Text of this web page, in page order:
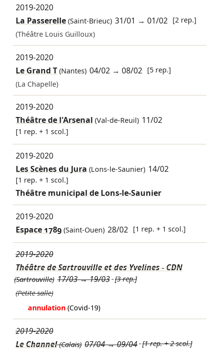
2019-2020
La Passerelle(Saint-Brieuc) 31/01 →01/02 [2 rep.]
(Théâtre Louis Guilloux)
2019-2020
Le Grand T(Nantes) 04/02 →08/02 [5 rep.]
(La Chapelle)
2019-2020
Théâtre de l'Arsenal (Val-de-Reuil) 11/02
[1 rep. + 1 scol.]
2019-2020
Les Scènes du Jura (Lons-le-Saunier) 14/02
[1 rep. + 1 scol.]
Théâtre municipal de Lons-le-Saunier
2019-2020
Espace 1789(Saint-Ouen) 28/02 [1 rep. + 1 scol.]
2019-2020
Théâtre de Sartrouville et des Yvelines - CDN
(Sartrouville) 17/03→19/03 [3 rep.]
(Petite salle)
annulation (Covid-19)
2019-2020
Le Channel(Calais) 07/04→09/04 [1 rep. + 2 scol.]